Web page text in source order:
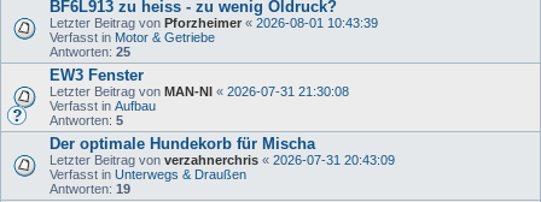
BF6L913 zu heiss - zu wenig Öldruck?
Letzter Beitrag von Pforzheimer « 2026-08-01 10:43:39
Verfasst in Motor & Getriebe
Antworten: 25
EW3 Fenster
Letzter Beitrag von MAN-NI « 2026-07-31 21:30:08
Verfasst in Aufbau
Antworten: 5
Der optimale Hundekorb für Mischa
Letzter Beitrag von verzahnerchris « 2026-07-31 20:43:09
Verfasst in Unterwegs & Draußen
Antworten: 19